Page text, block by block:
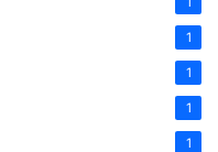
1
1
1
1